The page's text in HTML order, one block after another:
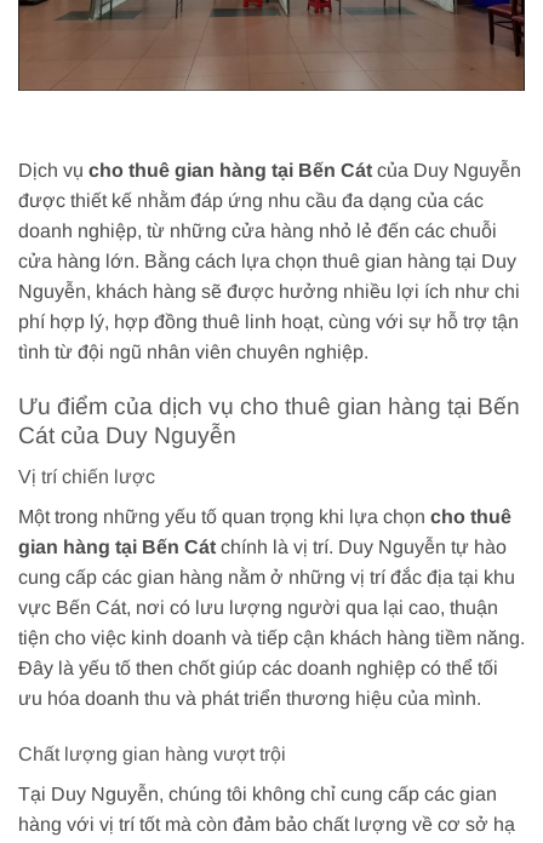
Dịch vụ cho thuê gian hàng tại Bến Cát của Duy Nguyễn
được thiết kế nhằm đáp ứng nhu cầu đa dạng của các
doanh nghiệp, từ những cửa hàng nhỏ lẻ đến các chuỗi
cửa hàng lớn. Bằng cách lựa chọn thuê gian hàng tại Duy
Nguyễn, khách hàng sẽ được hưởng nhiều lợi ích như chi
phí hợp lý, hợp đồng thuê linh hoạt, cùng với sự hỗ trợ tận
tình từ đội ngũ nhân viên chuyên nghiệp.
Ưu điểm của dịch vụ cho thuê gian hàng tại Bến
Cát của Duy Nguyễn
Vị trí chiến lược
Một trong những yếu tố quan trọng khi lựa chọn cho thuê
gian hàng tại Bến Cát chính là vị trí. Duy Nguyễn tự hào
cung cấp các gian hàng nằm ở những vị trí đắc địa tại khu
vực Bến Cát, nơi có lưu lượng người qua lại cao, thuận
tiện cho việc kinh doanh và tiếp cận khách hàng tiềm năng.
Đây là yếu tố then chốt giúp các doanh nghiệp có thể tối
ưu hóa doanh thu và phát triển thương hiệu của mình.
Chất lượng gian hàng vượt trội
Tại Duy Nguyễn, chúng tôi không chỉ cung cấp các gian
hàng với vị trí tốt mà còn đảm bảo chất lượng về cơ sở hạ